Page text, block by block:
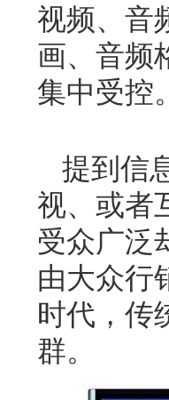
视频、音
画、音频
集中受控
提到信
视、或者
受众广泛
由大众行
时代，传
群。